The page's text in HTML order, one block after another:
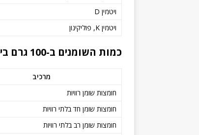
ויטמין D
ויטמין K, פוליקינון
כמות השומנים ב-100 גרם ביצה לא מבושלת
מרכיב
חומצות שומן רוויות
חומצות שומן חד בלתי רוויות
חומצות שומן רב בלתי רוויות